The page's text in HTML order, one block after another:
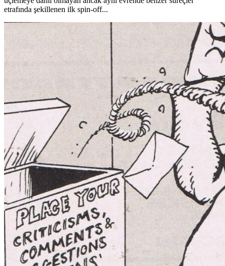
etrafında şekillenen ilk spin-off...